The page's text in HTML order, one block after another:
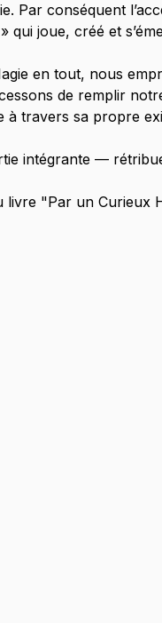
Par conséquent
joue, créé et
en tout, nous
de remplir
à travers sa propre
intégrante —
livre "Par un Curieux